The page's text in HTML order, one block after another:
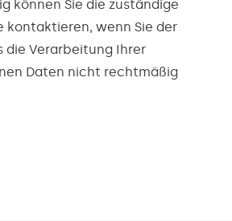
können Sie die zuständige
kontaktieren, wenn Sie der
die Verarbeitung Ihrer
Daten nicht rechtmäßig